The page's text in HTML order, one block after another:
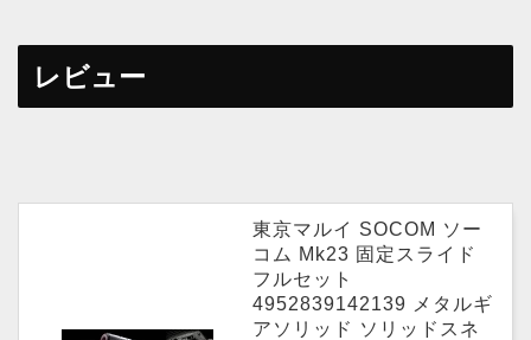
レビュー
東京マルイ SOCOM ソー
コム Mk23 固定スライド
フルセット
4952839142139 メタルギ
アソリッド ソリッドスネ